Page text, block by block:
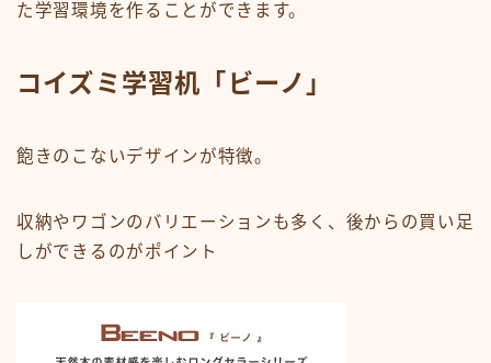
た学習環境を作ることができます。
コイズミ学習机「ビーノ」
飽きのこないデザインが特徴。
収納やワゴンのバリエーションも多く、後からの買い足
しができるのがポイント